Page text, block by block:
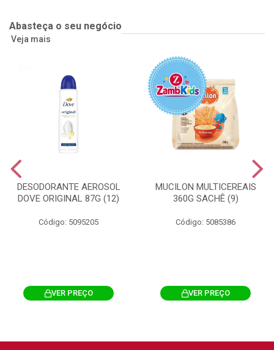
Abasteça o seu negócio
Veja mais
DESODORANTE AEROSOL
DOVE ORIGINAL 87G (12)
Código: 5095205
VER PREÇO
MUCILON MULTICEREAIS
360G SACHÊ (9)
Código: 5085386
VER PREÇO